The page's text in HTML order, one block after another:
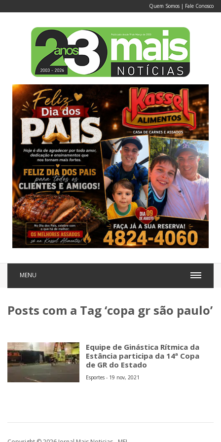
Quem Somos | Fale Conosco
MENU
Posts com a Tag ‘copa gr são paulo’
Equipe de Ginástica Rítmica da
Estância participa da 14ª Copa
de GR do Estado
Esportes - 19 nov, 2021